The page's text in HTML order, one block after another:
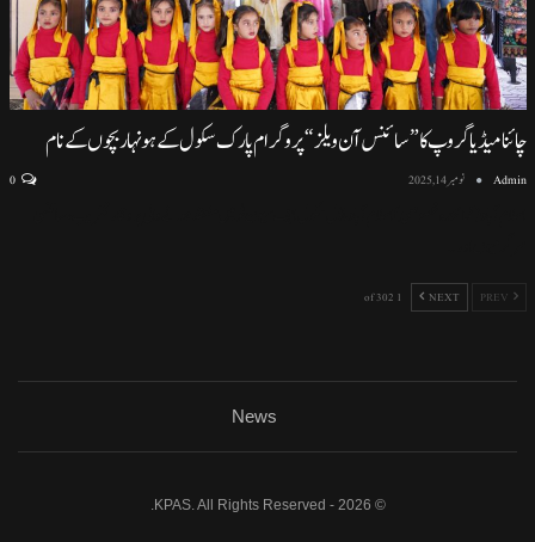
چائنا میڈیا گروپ کا ”سائنس آن ویلز“ پروگرام پارک سکول کے ہونہار بچوں کے نام
Admin نومبر 14, 2025 0
NEXT
1 of 302
News
© 2026 - KPAS. All Rights Reserved.